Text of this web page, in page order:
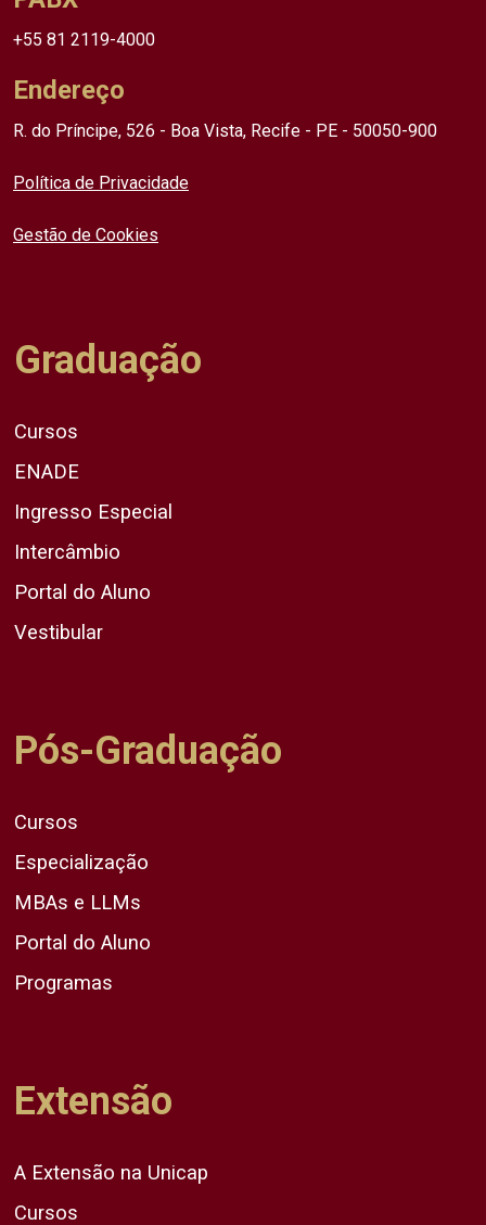
+55 81 2119-4000
Endereço
R. do Príncipe, 526 - Boa Vista, Recife - PE - 50050-900
Política de Privacidade
Gestão de Cookies
Graduação
Cursos
ENADE
Ingresso Especial
Intercâmbio
Portal do Aluno
Vestibular
Pós-Graduação
Cursos
Especialização
MBAs e LLMs
Portal do Aluno
Programas
Extensão
A Extensão na Unicap
Cursos